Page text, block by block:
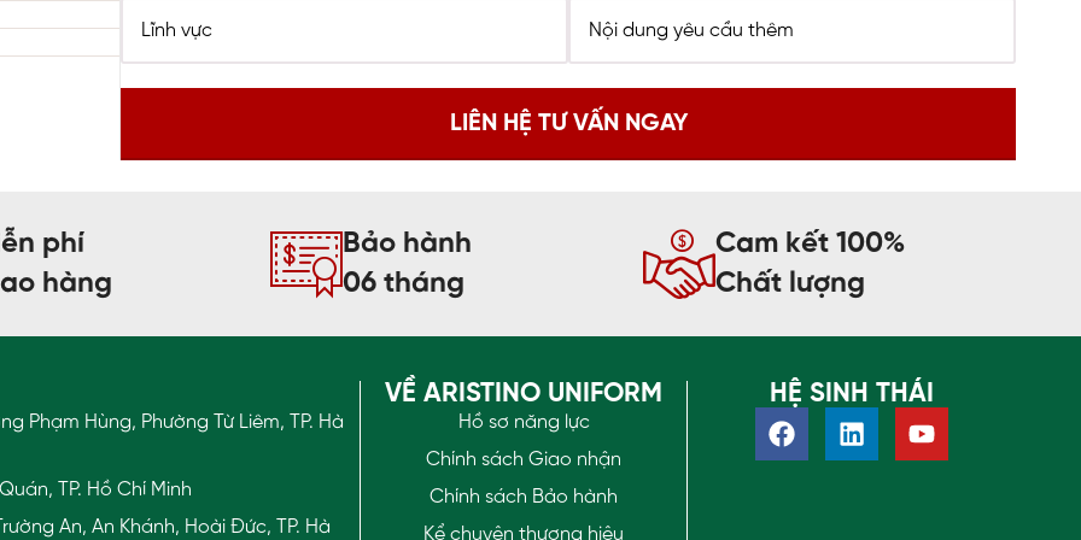
and Associates, khách
hướng tin tưởng hơn vào
mặc đồng phục chuyên
phí
hàng
Bảo hành
06 tháng
Cam kết 100%
Chất lượng
Phạm Hùng, Phường Từ Liêm, TP. Hà
TP. Hồ Chí Minh
An, An Khánh, Hoài Đức, TP. Hà
VỀ ARISTINO UNIFORM
Hồ sơ năng lực
Chính sách Giao nhận
Chính sách Bảo hành
Kể chuyện thương hiệu
HỆ SINH THÁI